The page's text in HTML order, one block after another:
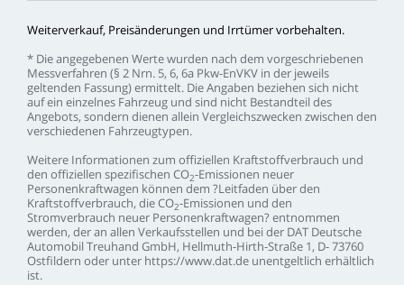
Weiterverkauf, Preisänderungen und Irrtümervorbehalten.
* Dieangegebenen Wertewurden nach dem vorgeschriebenen
Messverfahren (§ 2 Nrn. 5, 6, 6a Pkw-EnVKV in der jeweils
geltenden Fassung)ermittelt. DieAngaben beziehen sich nicht
aufein einzelnes Fahrzeug und sind nicht Bestandteildes
Angebots, sondern dienen allein Vergleichszwecken zwischen den
verschiedenen Fahrzeugtypen.
Weitere Informationen zum offiziellen Kraftstoffverbrauch und
den offiziellen spezifischen CO2-Emissionen neuer
Personenkraftwagen können dem ?Leitfaden überden
Kraftstoffverbrauch, dieCO2-Emissionen und den
Stromverbrauch neuer Personenkraftwagen? entnommen
werden, deran allen Verkaufsstellen und beider DAT Deutsche
AutomobilTreuhand GmbH, Hellmuth-Hirth-Straße 1, D-73760
Ostfildern oder unter https://www.dat.de unentgeltlich erhältlich
ist.